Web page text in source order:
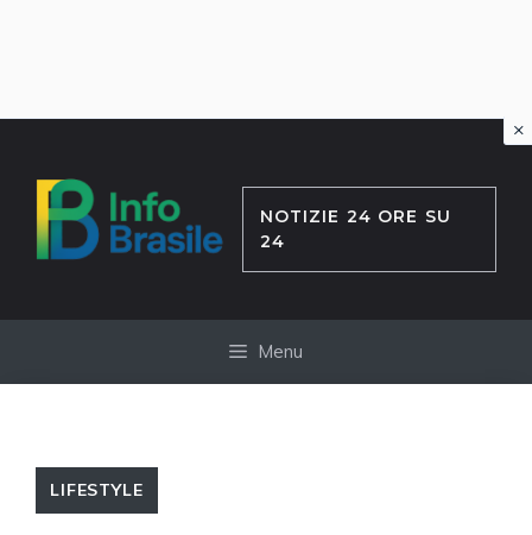
contenuto
NOTIZIE 24 ORE SU
24
Menu
LIFESTYLE
×